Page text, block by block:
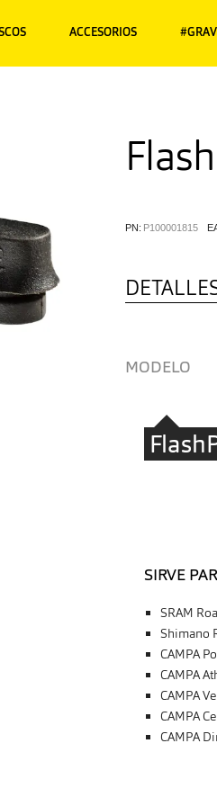
ACCESORIOS
PN: P100001815
MODELO
SIRVE
SRAM
Shimano
CAMPA
CAMPA
CAMPA
CAMPA
CAMPA